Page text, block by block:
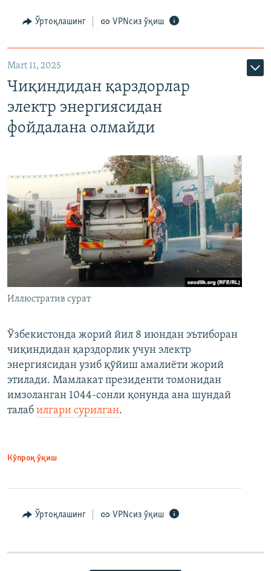
Ўртоқлашинг VPNсиз ўқиш
Mart 11, 2025
Чиқиндидан қарздорлар
электр энергиясидан
фойдалана олмайди
Иллюстратив сурат
Ўзбекистонда жорий йил 8 июндан эътиборан
чиқиндидан қарздорлик учун электр
энергиясидан узиб қўйиш амалиёти жорий
этилади. Мамлакат президенти томонидан
имзоланган 1044-сонли қонунда ана шундай
талаб илгари сурилган.
Кўпроқ ўқиш
Ўртоқлашинг VPNсиз ўқиш